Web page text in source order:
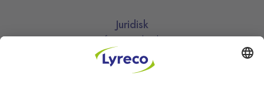
Juridisk
Informasjonskapsler
Kjøpsbetingelser
Personvernerklæring
Vilkår